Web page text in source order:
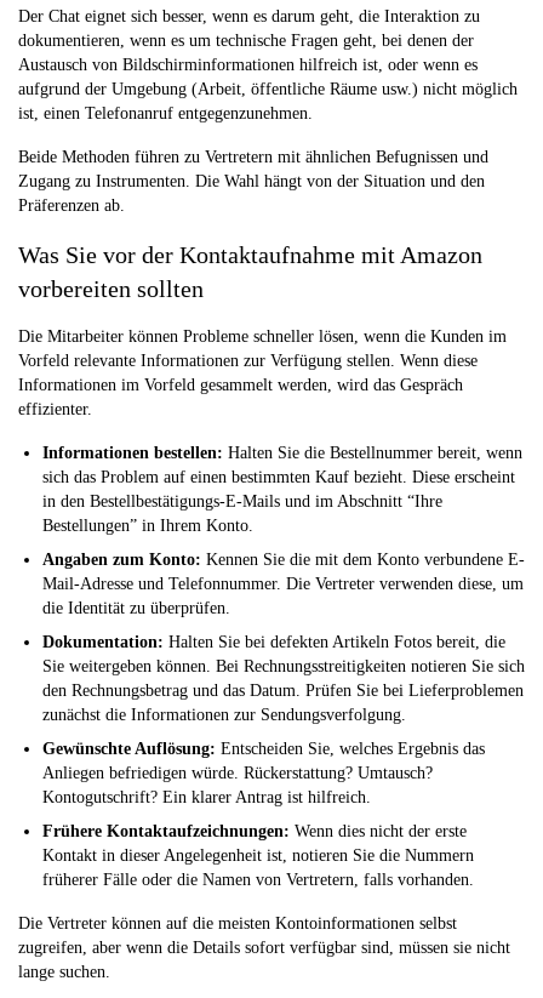
Der Chat eignet sich besser, wenn es darum geht, die Interaktion zu
dokumentieren, wenn es um technische Fragen geht, bei denen der
Austausch von Bildschirminformationen hilfreich ist, oder wenn es
aufgrund der Umgebung (Arbeit, öffentliche Räume usw.) nicht möglich
ist, einen Telefonanruf entgegenzunehmen.
Beide Methoden führen zu Vertretern mit ähnlichen Befugnissen und
Zugang zu Instrumenten. Die Wahl hängt von der Situation und den
Präferenzen ab.
Was Sie vor der Kontaktaufnahme mit Amazon
vorbereiten sollten
Die Mitarbeiter können Probleme schneller lösen, wenn die Kunden im
Vorfeld relevante Informationen zur Verfügung stellen. Wenn diese
Informationen im Vorfeld gesammelt werden, wird das Gespräch
effizienter.
Informationen bestellen: Halten Sie die Bestellnummer bereit, wenn
sich das Problem auf einen bestimmten Kauf bezieht. Diese erscheint
in den Bestellbestätigungs-E-Mails und im Abschnitt “Ihre
Bestellungen” in Ihrem Konto.
Angaben zum Konto: Kennen Sie die mit dem Konto verbundene E-
Mail-Adresse und Telefonnummer. Die Vertreter verwenden diese, um
die Identität zu überprüfen.
Dokumentation: Halten Sie bei defekten Artikeln Fotos bereit, die
Sie weitergeben können. Bei Rechnungsstreitigkeiten notieren Sie sich
den Rechnungsbetrag und das Datum. Prüfen Sie bei Lieferproblemen
zunächst die Informationen zur Sendungsverfolgung.
Gewünschte Auflösung: Entscheiden Sie, welches Ergebnis das
Anliegen befriedigen würde. Rückerstattung? Umtausch?
Kontogutschrift? Ein klarer Antrag ist hilfreich.
Frühere Kontaktaufzeichnungen: Wenn dies nicht der erste
Kontakt in dieser Angelegenheit ist, notieren Sie die Nummern
früherer Fälle oder die Namen von Vertretern, falls vorhanden.
Die Vertreter können auf die meisten Kontoinformationen selbst
zugreifen, aber wenn die Details sofort verfügbar sind, müssen sie nicht
lange suchen.